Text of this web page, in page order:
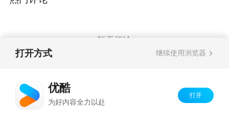
暂无评论
打开方式 继续使用浏览器
优酷
为好内容全力以赴
打开